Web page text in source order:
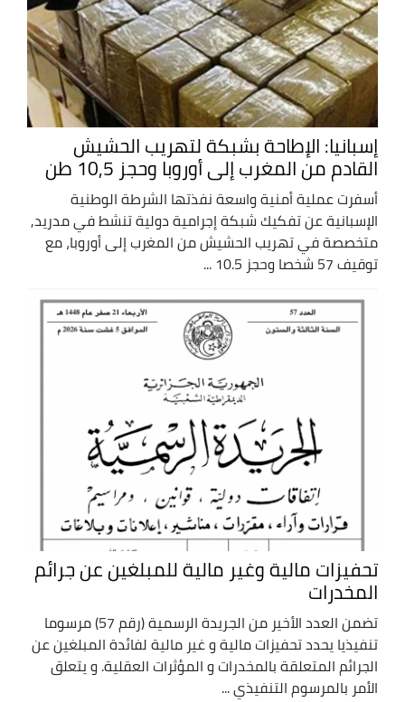
إسبانيا: الإطاحة بشبكة لتهريب الحشيش
القادم من المغرب إلى أوروبا وحجز 10,5 طن
أسفرت عملية أمنية واسعة نفذتها الشرطة الوطنية
الإسبانية عن تفكيك شبكة إجرامية دولية تنشط في مدريد,
متخصصة في تهريب الحشيش من المغرب إلى أوروبا، مع
توقيف 57 شخصا وحجز 10.5 ...
تحفيزات مالية وغير مالية للمبلغين عن جرائم
المخدرات
تضمن العدد الأخير من الجريدة الرسمية (رقم 57) مرسوما
تنفيذيا يحدد تحفيزات مالية و غير مالية لفائدة المبلغين عن
الجرائم المتعلقة بالمخدرات و المؤثرات العقلية. و يتعلق
الأمر بالمرسوم التنفيذي ...